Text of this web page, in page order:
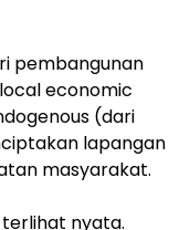
pembangunan
economic
(dari
lapangan
masyarakat.
nyata.